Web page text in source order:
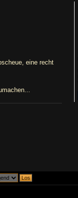
eine recht